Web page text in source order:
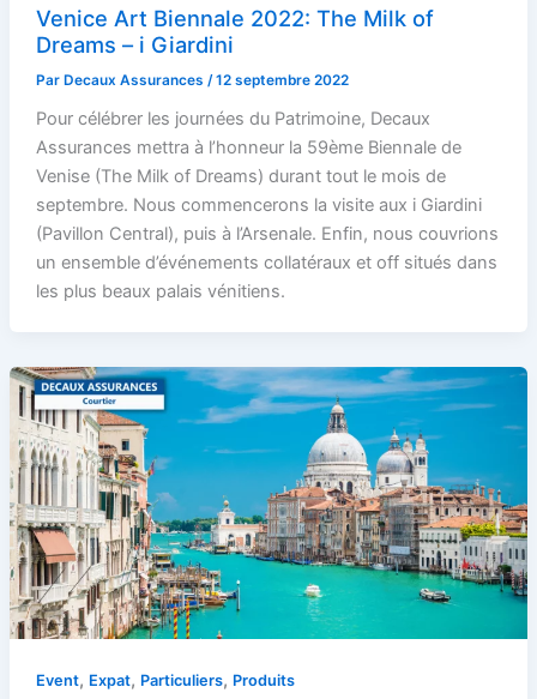
Venice Art Biennale 2022: The Milk of
Dreams – i Giardini
Par Decaux Assurances /12 septembre 2022
Pour célébrer les journées du Patrimoine, Decaux
Assurances mettra à l’honneur la 59ème Biennale de
Venise (The Milk of Dreams) durant tout le mois de
septembre. Nous commencerons la visite aux i Giardini
(Pavillon Central), puis à l’Arsenale. Enfin, nous couvrions
un ensemble d’événements collatéraux et off situés dans
les plus beaux palais vénitiens.
Event, Expat, Particuliers, Produits